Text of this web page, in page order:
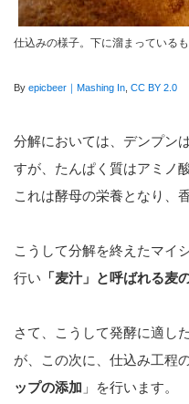
仕込みの様子。下に溜まっているも
By epicbeer｜Mashing In CC BY 2.0
分解においては、デンプン
すが、たんぱく質はアミノ
これは酵母の栄養となり、
こうして分解を終えたマイ
行い 「麦汁」と呼ばれる麦
さて、こうして発酵に適し
が、この次に、仕込み工程
ップの添加 」を行います。